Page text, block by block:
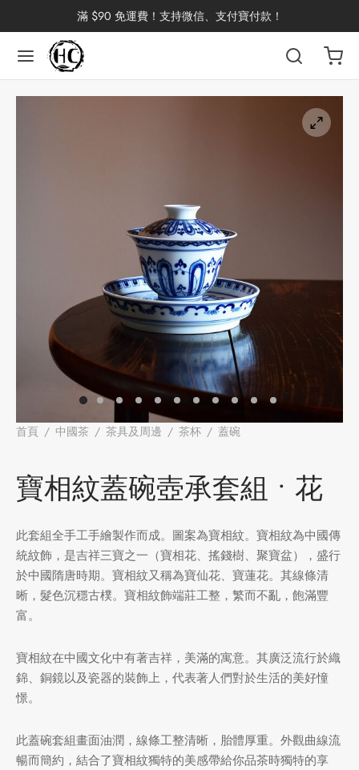
滿 $90 免運費！支持微信、支付寶付款！
首頁 / 中國茶 / 茶具及周邊 / 茶杯 / 蓋碗
寶相紋蓋碗壺承套組 • 花
此套組全手工手繪製作而成。圖案為寶相紋。寶相紋為中國傳
統紋飾，是吉祥三寶之一（寶相花、搖錢樹、聚寶盆），盛行
於中國隋唐時期。寶相紋又稱為寶仙花、寶蓮花。其線條清
晰，髮色沉穩古樸。寶相紋飾端莊工整，繁而不亂，飽滿豐
富。
寶相紋在中國文化中有著吉祥，美滿的寓意。其廣泛流行於織
錦、銅鏡以及瓷器的裝飾上，代表著人們對於生活的美好憧
憬。
此蓋碗套組畫面油潤，線條工整清晰，胎體厚重。外觀曲線流
暢而簡約，結合了寶相紋獨特的美感帶給你品茶時獨特的享
返回
品
分類
分類
因含量分類
分類
分類
返回
返回
返回
返回
返回
返回
返回
儲
返回